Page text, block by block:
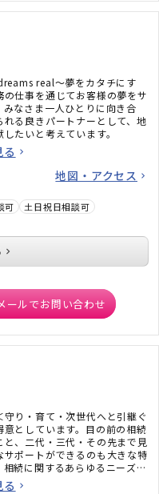
real～夢をカタチにす
仕事を通じてお客様の夢をサ
みなさま一人ひとりに向き合
れる良きパートナーとして、地
たいと考えています。
地図・アクセス
可
土日祝日相談可
ールでお問い合わせ
守り・育て・次世代へと引継ぐ
意としています。目の前の相続
と、二代・三代・その先まで見
サポートができるのも大きな特
相続に関するあらゆるニーズに
応えいたします。ぜひ、便利